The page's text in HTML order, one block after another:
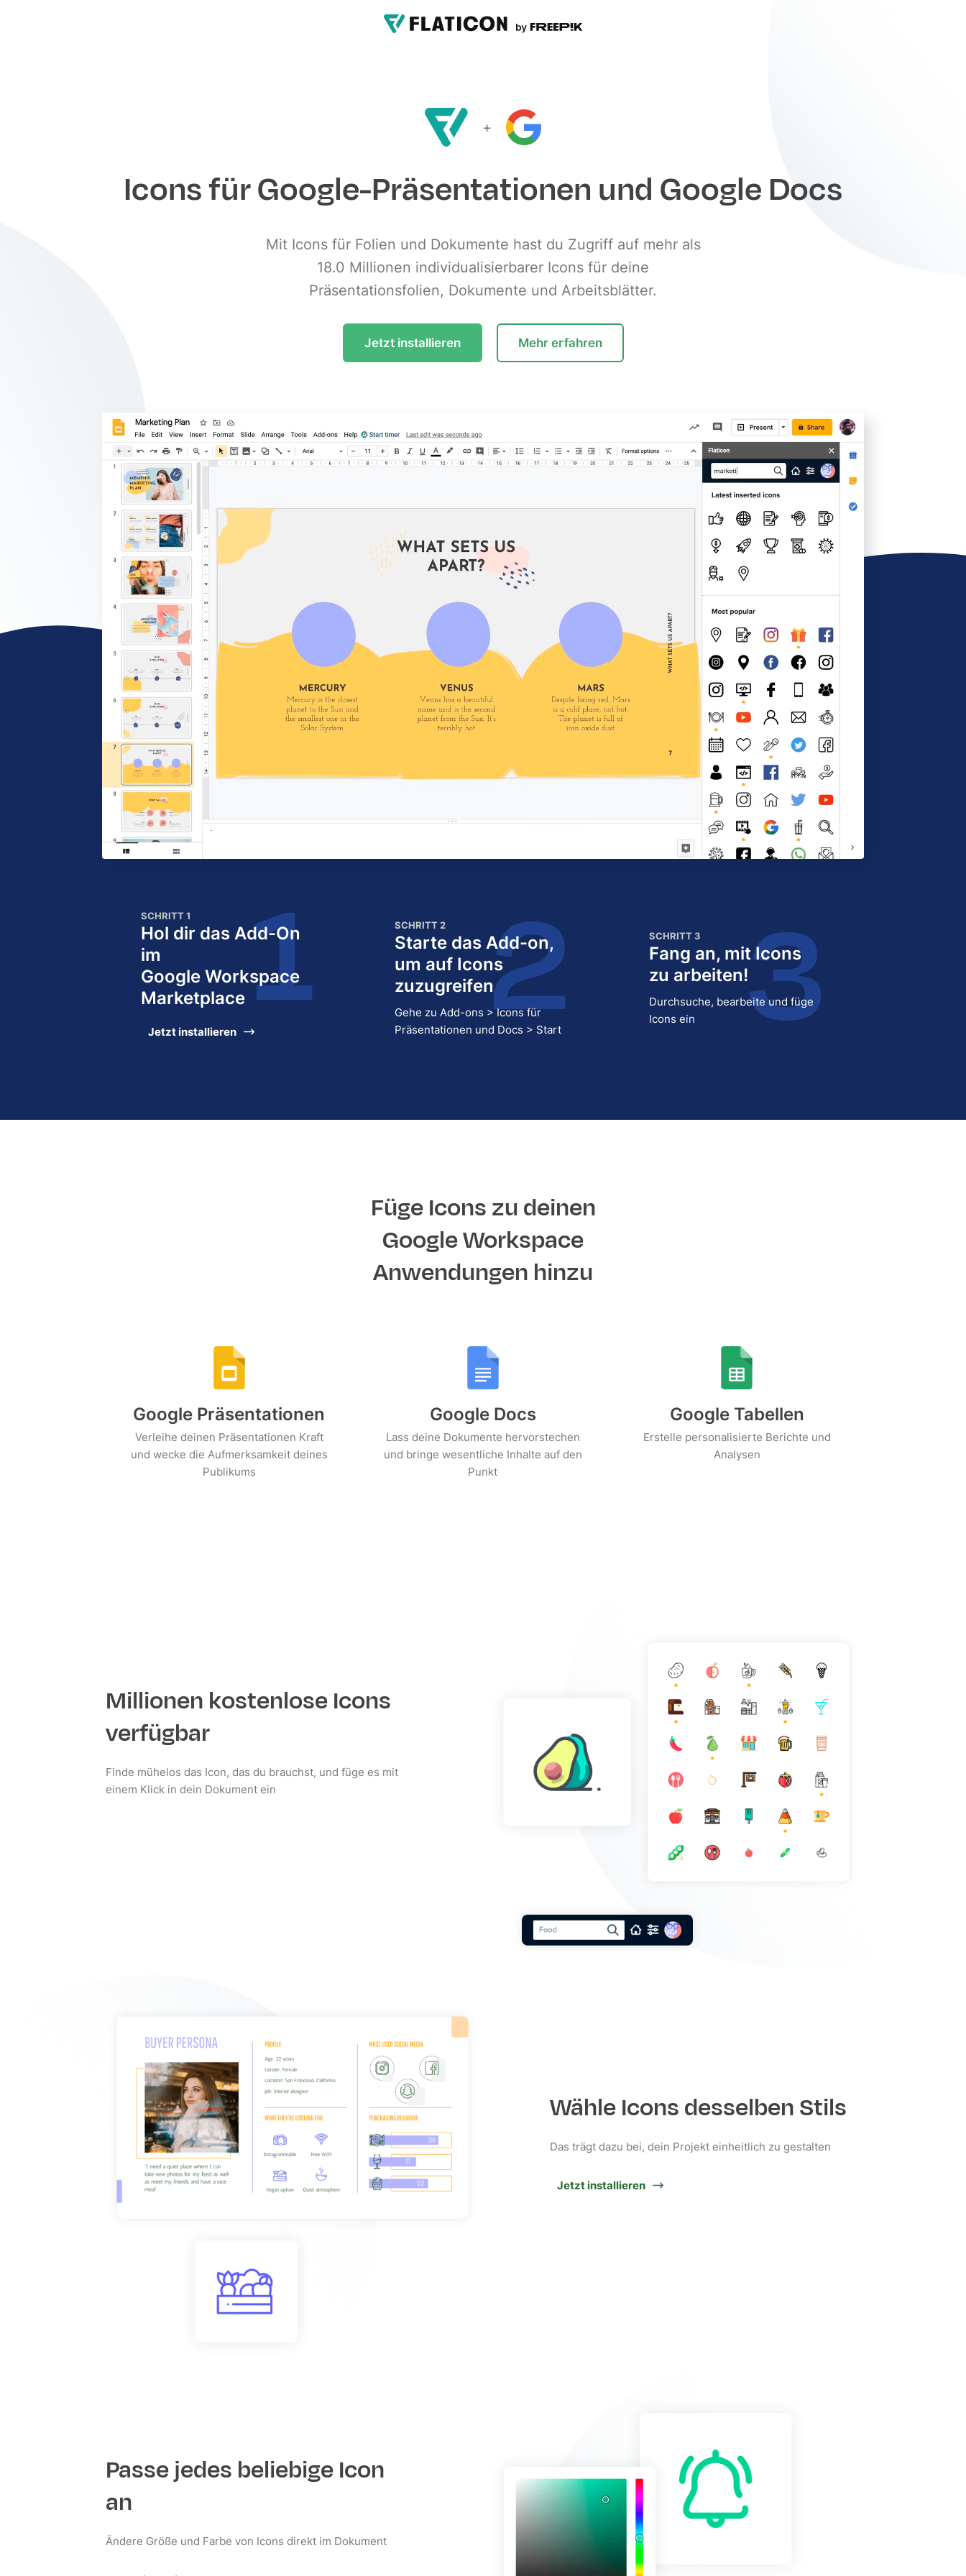
+
Icons für Google-Präsentationen und Google Docs
Mit Icons für Folien und Dokumente hast du Zugriff auf mehr als
18.0 Millionen individualisierbarer Icons für deine
Präsentationsfolien, Dokumente und Arbeitsblätter.
Jetzt installieren Mehr erfahren
SCHRITT 1
Hol dir das Add-On
im
Google Workspace
Marketplace
Jetzt installieren
SCHRITT 2
Starte das Add-on,
um auf Icons
zuzugreifen
Gehe zu Add-ons > Icons für
Präsentationen und Docs > Start
SCHRITT 3
Fang an, mit Icons
zu arbeiten!
Durchsuche, bearbeite und füge
Icons ein
Füge Icons zu deinen
Google Workspace
Anwendungen hinzu
Google Präsentationen
Verleihe deinen Präsentationen Kraft
und wecke die Aufmerksamkeit deines
Publikums
Google Docs
Lass deine Dokumente hervorstechen
und bringe wesentliche Inhalte auf den
Punkt
Google Tabellen
Erstelle personalisierte Berichte und
Analysen
Millionen kostenlose Icons
verfügbar
Finde mühelos das Icon, das du brauchst, und füge es mit
einem Klick in dein Dokument ein
Wähle Icons desselben Stils
Das trägt dazu bei, dein Projekt einheitlich zu gestalten
Jetzt installieren
Passe jedes beliebige Icon
an
Ändere Größe und Farbe von Icons direkt im Dokument